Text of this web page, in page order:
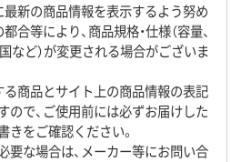
最新の商品情報を表示するよう努め
合等により、商品規格・仕様（容量、
など）が変更される場合がございま
る商品とサイト上の商品情報の表記
ので、ご使用前には必ずお届けした
をご確認ください。
要な場合は、メーカー等にお問い合